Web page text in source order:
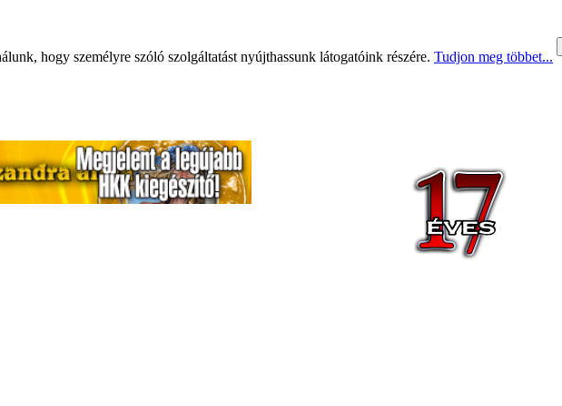
hogy személyre szóló szolgáltatást nyújthassunk látogatóink részére. Tudjon meg többet...